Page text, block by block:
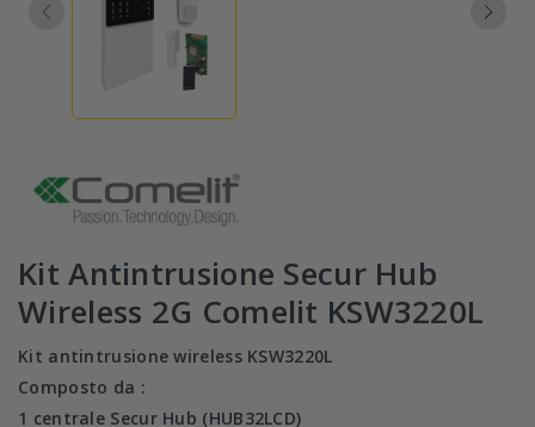
Kit Antintrusione Secur Hub
Wireless 2G Comelit KSW3220L
Kit antintrusione wireless KSW3220L
Composto da :
1 centrale Secur Hub (HUB32LCD)